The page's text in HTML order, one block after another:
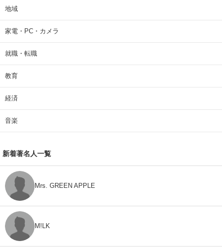
地域
家電・PC・カメラ
就職・転職
教育
経済
音楽
新着著名人一覧
Mrs. GREEN APPLE
M!LK